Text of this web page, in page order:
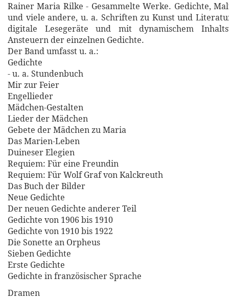
Rainer Maria Rilke - Gesammelte Werke. Gedichte,
und viele andere, u. a. Schriften zu Kunst und
digitale Lesegeräte und mit dynamischem
Ansteuern der einzelnen Gedichte.
Der Band umfasst u. a.:
Gedichte
- u. a. Stundenbuch
Mir zur Feier
Engellieder
Mädchen-Gestalten
Lieder der Mädchen
Gebete der Mädchen zu Maria
Das Marien-Leben
Duineser Elegien
Requiem: Für eine Freundin
Requiem: Für Wolf Graf von Kalckreuth
Das Buch der Bilder
Neue Gedichte
Der neuen Gedichte anderer Teil
Gedichte von 1906 bis 1910
Gedichte von 1910 bis 1922
Die Sonette an Orpheus
Sieben Gedichte
Erste Gedichte
Gedichte in französischer Sprache
Dramen